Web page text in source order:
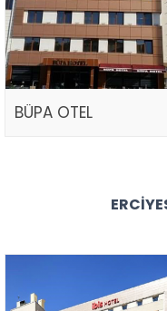
BÜPA OTEL